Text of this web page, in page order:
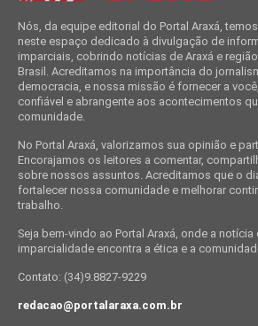
Nós, da equipe editorial do Portal Araxá,
neste espaço dedicado à divulgação de
imparciais, cobrindo notícias de Araxá e
Brasil. Acreditamos na importância do
democracia, e nossa missão é fornecer a
confiável e abrangente aos acontecimentos
comunidade.
No Portal Araxá, valorizamos sua opinião e
Encorajamos os leitores a comentar,
sobre nossos assuntos. Acreditamos que o
fortalecer nossa comunidade e melhorar
trabalho.
Seja bem-vindo ao Portal Araxá, onde a notícia
imparcialidade encontra a ética e a
Contato: (34)9.8827-9229
redacao@portalaraxa.com.br